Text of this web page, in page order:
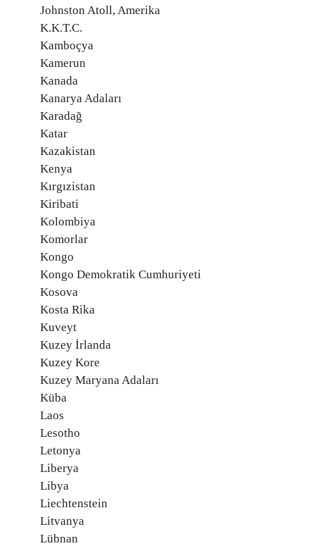
Johnston Atoll, Amerika
K.K.T.C.
Kamboçya
Kamerun
Kanada
Kanarya Adaları
Karadağ
Katar
Kazakistan
Kenya
Kırgızistan
Kiribati
Kolombiya
Komorlar
Kongo
Kongo Demokratik Cumhuriyeti
Kosova
Kosta Rika
Kuveyt
Kuzey İrlanda
Kuzey Kore
Kuzey Maryana Adaları
Küba
Laos
Lesotho
Letonya
Liberya
Libya
Liechtenstein
Litvanya
Lübnan